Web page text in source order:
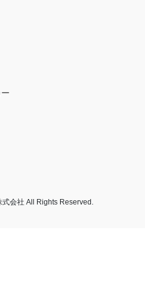
会社 All Rights Reserved.